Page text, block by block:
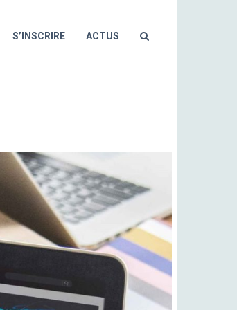
S’INSCRIRE ACTUS